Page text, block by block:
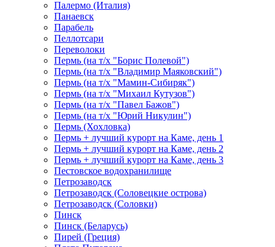
Палермо (Италия)
Панаевск
Парабель
Пеллотсари
Переволоки
Пермь (на т/х "Борис Полевой")
Пермь (на т/х "Владимир Маяковский")
Пермь (на т/х "Мамин-Сибиряк")
Пермь (на т/х "Михаил Кутузов")
Пермь (на т/х "Павел Бажов")
Пермь (на т/х "Юрий Никулин")
Пермь (Хохловка)
Пермь + лучший курорт на Каме, день 1
Пермь + лучший курорт на Каме, день 2
Пермь + лучший курорт на Каме, день 3
Пестовское водохранилище
Петрозаводск
Петрозаводск (Соловецкие острова)
Петрозаводск (Соловки)
Пинск
Пинск (Беларусь)
Пирей (Греция)